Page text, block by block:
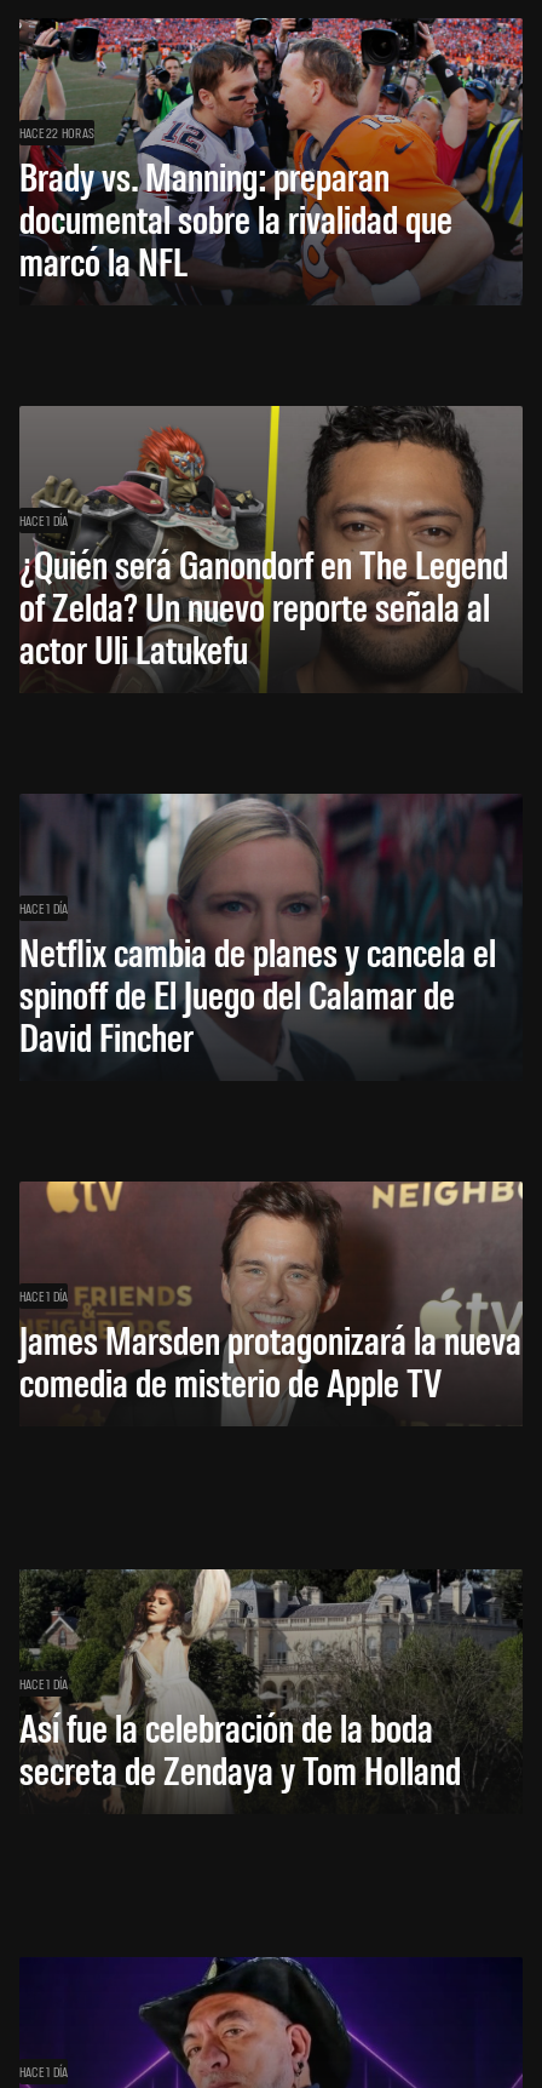
HACE 22 HORAS
Brady vs. Manning: preparan
documental sobre la rivalidad que
marcó la NFL
HACE 1 DÍA
¿Quién será Ganondorf en The Legend
of Zelda? Un nuevo reporte señala al
actor Uli Latukefu
HACE 1 DÍA
Netflix cambia de planes y cancela el
spinoff de El Juego del Calamar de
David Fincher
HACE 1 DÍA
James Marsden protagonizará la nueva
comedia de misterio de Apple TV
HACE 1 DÍA
Así fue la celebración de la boda
secreta de Zendaya y Tom Holland
HACE 1 DÍA